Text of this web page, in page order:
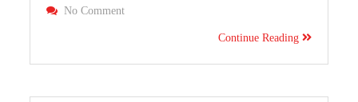
No CommentOn „Beyond Corona“: Impulse Für Den Erfolg
Continue Reading